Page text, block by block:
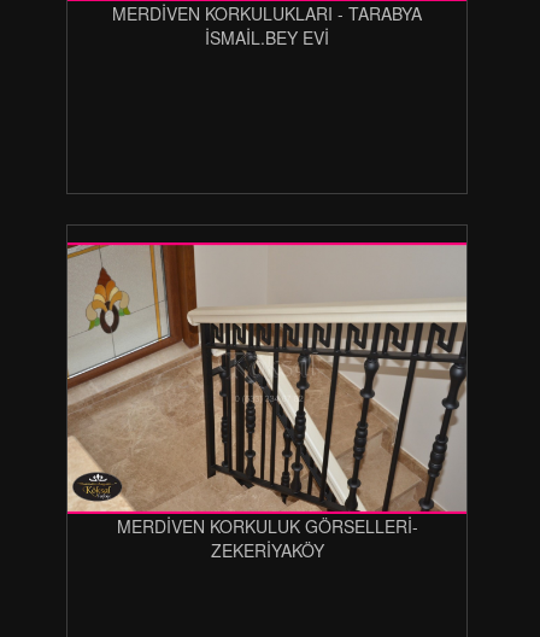
MERDİVEN KORKULUKLARI - TARABYA
İSMAİL.BEY EVİ
MERDİVEN KORKULUK GÖRSELLERİ-
ZEKERİYAKÖY